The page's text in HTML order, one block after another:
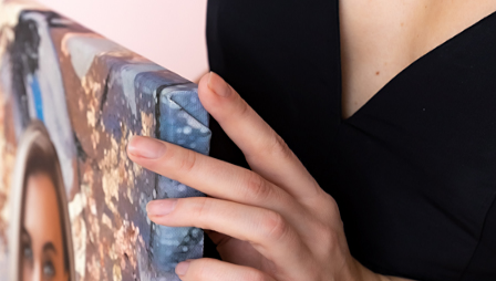
Ваш город:
Ваш регион доставки
Выберите из списка: